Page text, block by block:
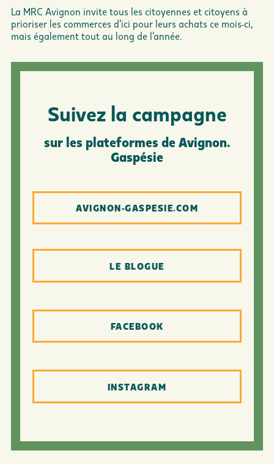
La MRC Avignon invite tous les citoyennes et citoyens à
prioriser les commerces d’ici pour leurs achats ce mois-ci,
mais également tout au long de l’année.
Suivez la campagne
sur les plateformes de Avignon.
Gaspésie
AVIGNON-GASPESIE.COM
LE BLOGUE
FACEBOOK
INSTAGRAM